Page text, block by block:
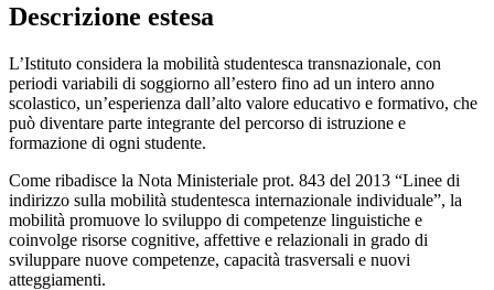
Descrizione estesa
L’Istituto considera la mobilità studentesca transnazionale, con
periodi variabili di soggiorno all’estero fino ad un intero anno
scolastico, un’esperienza dall’alto valore educativo e formativo, che
può diventare parte integrante del percorso di istruzione e
formazione di ogni studente.
Come ribadisce la Nota Ministeriale prot. 843 del 2013 “Linee di
indirizzo sulla mobilità studentesca internazionale individuale”, la
mobilità promuove lo sviluppo di competenze linguistiche e
coinvolge risorse cognitive, affettive e relazionali in grado di
sviluppare nuove competenze, capacità trasversali e nuovi
atteggiamenti.